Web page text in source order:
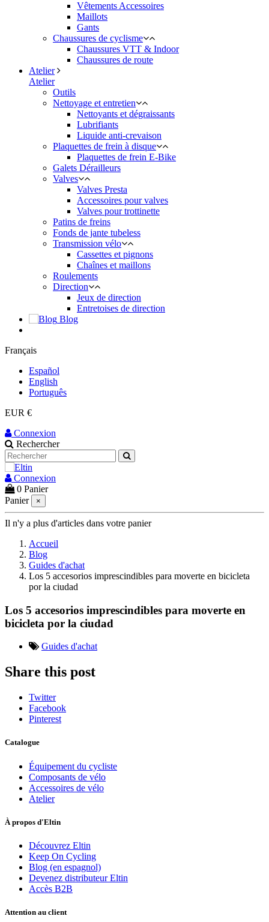
Vêtements Accessoires
Maillots
Gants
Chaussures de cyclisme
Chaussures VTT & Indoor
Chaussures de route
Atelier
Atelier
Outils
Nettoyage et entretien
Nettoyants et dégraissants
Lubrifiants
Liquide anti-crevaison
Plaquettes de frein à disque
Plaquettes de frein E-Bike
Galets Dérailleurs
Valves
Valves Presta
Accessoires pour valves
Valves pour trottinette
Patins de freins
Fonds de jante tubeless
Transmission vélo
Cassettes et pignons
Chaînes et maillons
Roulements
Direction
Jeux de direction
Entretoises de direction
Blog
Français
Español
English
Português
EUR €
Connexion
Rechercher
Connexion
0 Panier
Panier
×
Il n'y a plus d'articles dans votre panier
Accueil
Blog
Guides d'achat
Los 5 accesorios imprescindibles para moverte en bicicleta
por la ciudad
Los 5 accesorios imprescindibles para moverte en
bicicleta por la ciudad
Guides d'achat
Share this post
Twitter
Facebook
Pinterest
Catalogue
Équipement du cycliste
Composants de vélo
Accessoires de vélo
Atelier
À propos d'Eltin
Découvrez Eltin
Keep On Cycling
Blog (en espagnol)
Devenez distributeur Eltin
Accès B2B
Attention au client